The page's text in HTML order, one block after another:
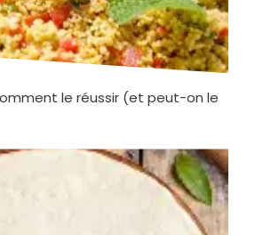
le réussir (et peut-on le